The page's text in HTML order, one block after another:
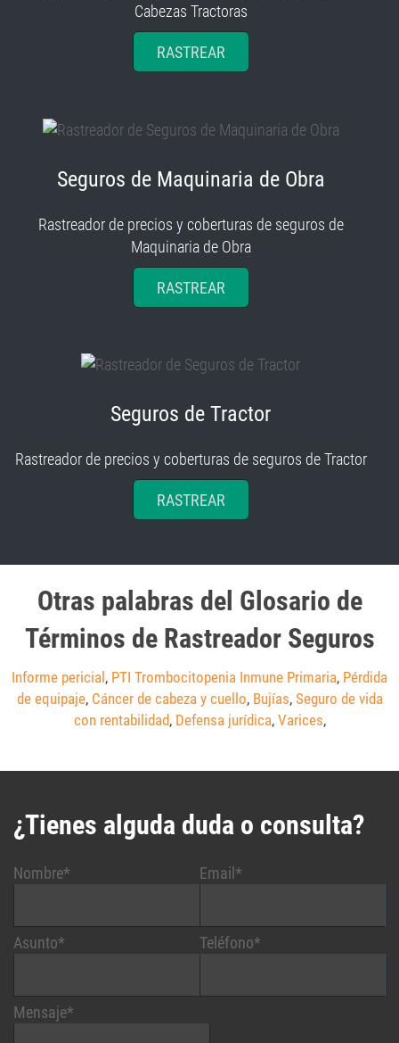
Cabezas Tractoras
RASTREAR
Seguros de Maquinaria de Obra
Rastreador de precios y coberturas de seguros de
Maquinaria de Obra
RASTREAR
Seguros de Tractor
Rastreador de precios y coberturas de seguros de Tractor
RASTREAR
Otras palabras del Glosario de
Términos de Rastreador Seguros
Informe pericial , PTI Trombocitopenia Inmune Primaria, Pérdida
de equipaje, Cáncer de cabeza y cuello, Bujías, Seguro de vida
con rentabilidad, Defensa jurídica, Varices,
¿Tienes alguda duda o consulta?
Nombre*
Asunto*
Email*
Teléfono*
Mensaje*